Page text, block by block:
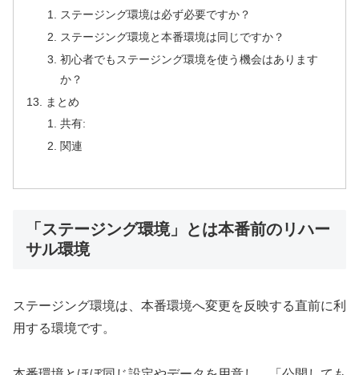
ステージング環境は必ず必要ですか？
ステージング環境と本番環境は同じですか？
初心者でもステージング環境を使う機会はあります
か？
まとめ
共有:
関連
「ステージング環境」とは本番前のリハー
サル環境
ステージング環境は、本番環境へ変更を反映する直前に利
用する環境です。